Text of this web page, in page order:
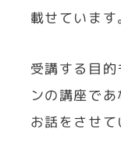
載せています
受講する目
ンの講座で
お話をさせて